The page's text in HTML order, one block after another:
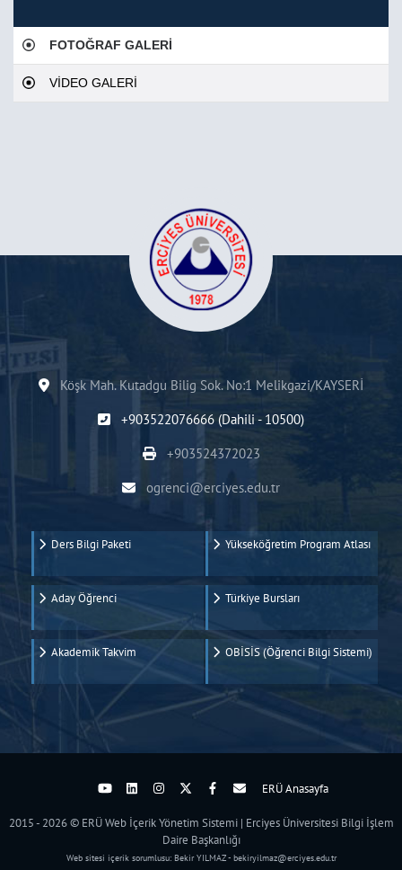
FOTOĞRAF GALERİ
VİDEO GALERİ
Köşk Mah. Kutadgu Bilig Sok. No:1 Melikgazi/KAYSERİ
+903522076666 (Dahili - 10500)
+903524372023
ogrenci@erciyes.edu.tr
Ders Bilgi Paketi Yükseköğretim Program Atlası
Aday Öğrenci Türkiye Bursları
Akademik Takvim OBİSİS (Öğrenci Bilgi Sistemi)
ERÜ Anasayfa
2015 - 2026 © ERÜ Web İçerik Yönetim Sistemi | Erciyes Üniversitesi Bilgi İşlem
Daire Başkanlığı
Web sitesi içerik sorumlusu: Bekir YILMAZ - bekiryilmaz@erciyes.edu.tr